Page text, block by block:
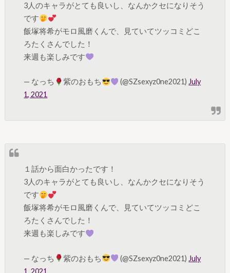
3人のキャラがとても良いし、なんかクセになりそう
です
飯塚将希がモロ風磨くんで、見ていてツッコミどこ
ろたくさんでした！
来週も楽しみです
— なっち 紫のおもち (@SZsexyz0ne2021) July
1, 2021
１話から面白かったです！
3人のキャラがとても良いし、なんかクセになりそう
です
飯塚将希がモロ風磨くんで、見ていてツッコミどこ
ろたくさんでした！
来週も楽しみです
— なっち 紫のおもち (@SZsexyz0ne2021) July
1, 2021